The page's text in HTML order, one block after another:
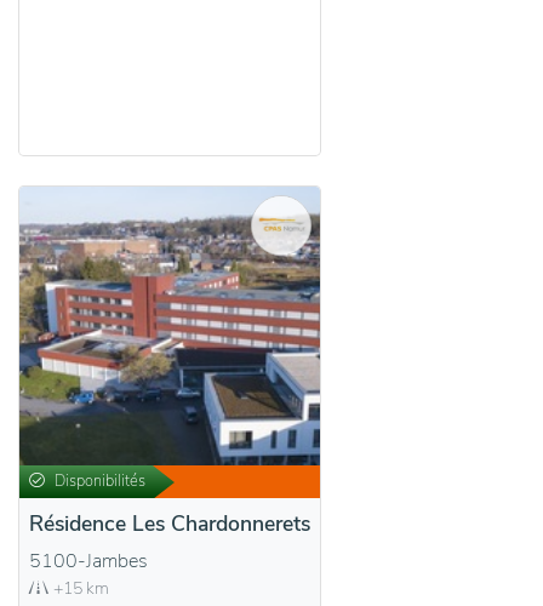
Disponibilités
Résidence Les Chardonnerets
5100-Jambes
+15 km